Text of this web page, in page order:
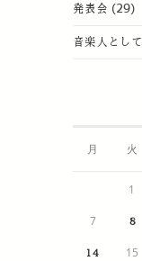
発表会 (29)
音楽人として
月 火
1
7 8
14 15